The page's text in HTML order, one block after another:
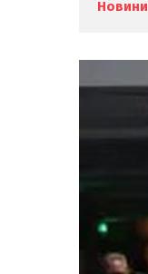
Новини